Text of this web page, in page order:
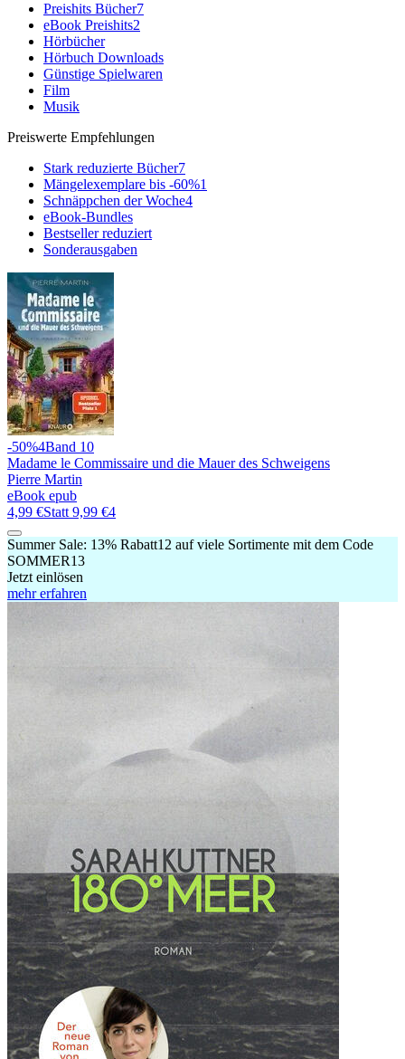
Preishits Bücher7
eBook Preishits2
Hörbücher
Hörbuch Downloads
Günstige Spielwaren
Film
Musik
Preiswerte Empfehlungen
Stark reduzierte Bücher7
Mängelexemplare bis -60%1
Schnäppchen der Woche4
eBook-Bundles
Bestseller reduziert
Sonderausgaben
-50%4Band 10
Madame le Commissaire und die Mauer des Schweigens
Pierre Martin
eBook epub
4,99 €Statt 9,99 €4
Summer Sale: 13% Rabatt12 auf viele Sortimente mit dem Code
SOMMER13
Jetzt einlösen
mehr erfahren